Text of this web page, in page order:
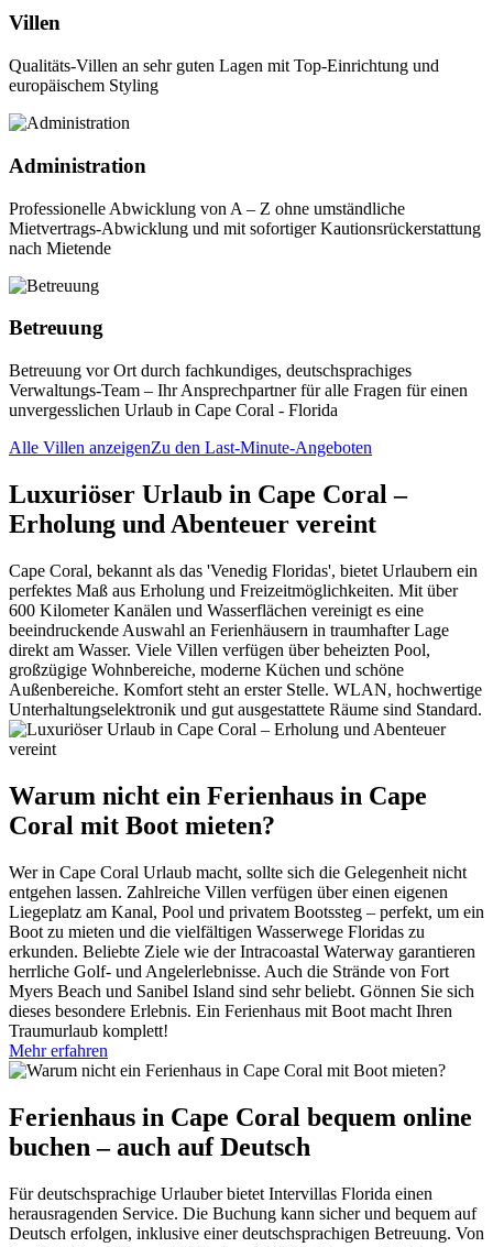
Villen
Qualitäts-Villen an sehr guten Lagen mit Top-Einrichtung und
europäischem Styling
Administration
Professionelle Abwicklung von A – Z ohne umständliche
Mietvertrags-Abwicklung und mit sofortiger Kautionsrückerstattung
nach Mietende
Betreuung
Betreuung vor Ort durch fachkundiges, deutschsprachiges
Verwaltungs-Team – Ihr Ansprechpartner für alle Fragen für einen
unvergesslichen Urlaub in Cape Coral - Florida
Alle Villen anzeigenZu den Last-Minute-Angeboten
Luxuriöser Urlaub in Cape Coral –
Erholung und Abenteuer vereint
Cape Coral, bekannt als das 'Venedig Floridas', bietet Urlaubern ein
perfektes Maß aus Erholung und Freizeitmöglichkeiten. Mit über
600 Kilometer Kanälen und Wasserflächen vereinigt es eine
beeindruckende Auswahl an Ferienhäusern in traumhafter Lage
direkt am Wasser. Viele Villen verfügen über beheizten Pool,
großzügige Wohnbereiche, moderne Küchen und schöne
Außenbereiche. Komfort steht an erster Stelle. WLAN, hochwertige
Unterhaltungselektronik und gut ausgestattete Räume sind Standard.
Warum nicht ein Ferienhaus in Cape
Coral mit Boot mieten?
Wer in Cape Coral Urlaub macht, sollte sich die Gelegenheit nicht
entgehen lassen. Zahlreiche Villen verfügen über einen eigenen
Liegeplatz am Kanal, Pool und privatem Bootssteg – perfekt, um ein
Boot zu mieten und die vielfältigen Wasserwege Floridas zu
erkunden. Beliebte Ziele wie der Intracoastal Waterway garantieren
herrliche Golf- und Angelerlebnisse. Auch die Strände von Fort
Myers Beach und Sanibel Island sind sehr beliebt. Gönnen Sie sich
dieses besondere Erlebnis. Ein Ferienhaus mit Boot macht Ihren
Traumurlaub komplett!
Mehr erfahren
Ferienhaus in Cape Coral bequem online
buchen – auch auf Deutsch
Für deutschsprachige Urlauber bietet Intervillas Florida einen
herausragenden Service. Die Buchung kann sicher und bequem auf
Deutsch erfolgen, inklusive einer deutschsprachigen Betreuung. Von